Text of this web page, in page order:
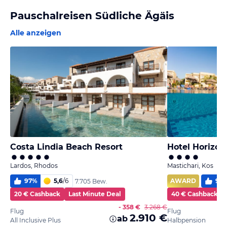
Pauschalreisen Südliche Ägäis
Alle anzeigen
Costa Lindia Beach Resort
Lardos, Rhodos
97% 5,6/6
7.705 Bew.
20 € Cashback
Last Minute Deal
Flug
All Inclusive Plus
- 358 € 3.268 €
ab 2.910 €
Hotel
Mastichari, Kos
AWARD
96
40 € Cashback
Flug
Halbpension